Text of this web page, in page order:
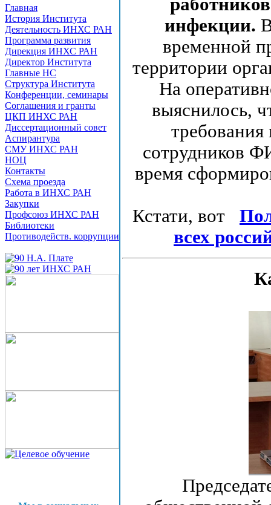
Главная
История Института
Деятельность ИНХС РАН
Программа развития
Дирекция ИНХС РАН
Директор Института
Главные НС
Структура Института
Конференции, семинары
Соглашения и гранты
ЦКП ИНХС РАН
Диссертационный совет
Аспирантура
СМУ ИНХС РАН
НОЦ
Контакты
Схема проезда
Работа в ИНХС РАН
Закупки
Профсоюз ИНХС РАН
Библиотеки
Противодейств. коррупции
инфекции.
временной
территории
На
выяснилось,
требования
сотрудников
время
Кстати, вот
всех